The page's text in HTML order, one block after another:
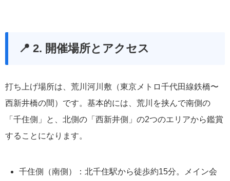
📍 2. 開催場所とアクセス
打ち上げ場所は、荒川河川敷（東京メトロ千代田線鉄橋〜
西新井橋の間）です。基本的には、荒川を挟んで南側の
「千住側」と、北側の「西新井側」の2つのエリアから鑑賞
することになります。
千住側（南側）
：北千住駅から徒歩約15分。メイン会